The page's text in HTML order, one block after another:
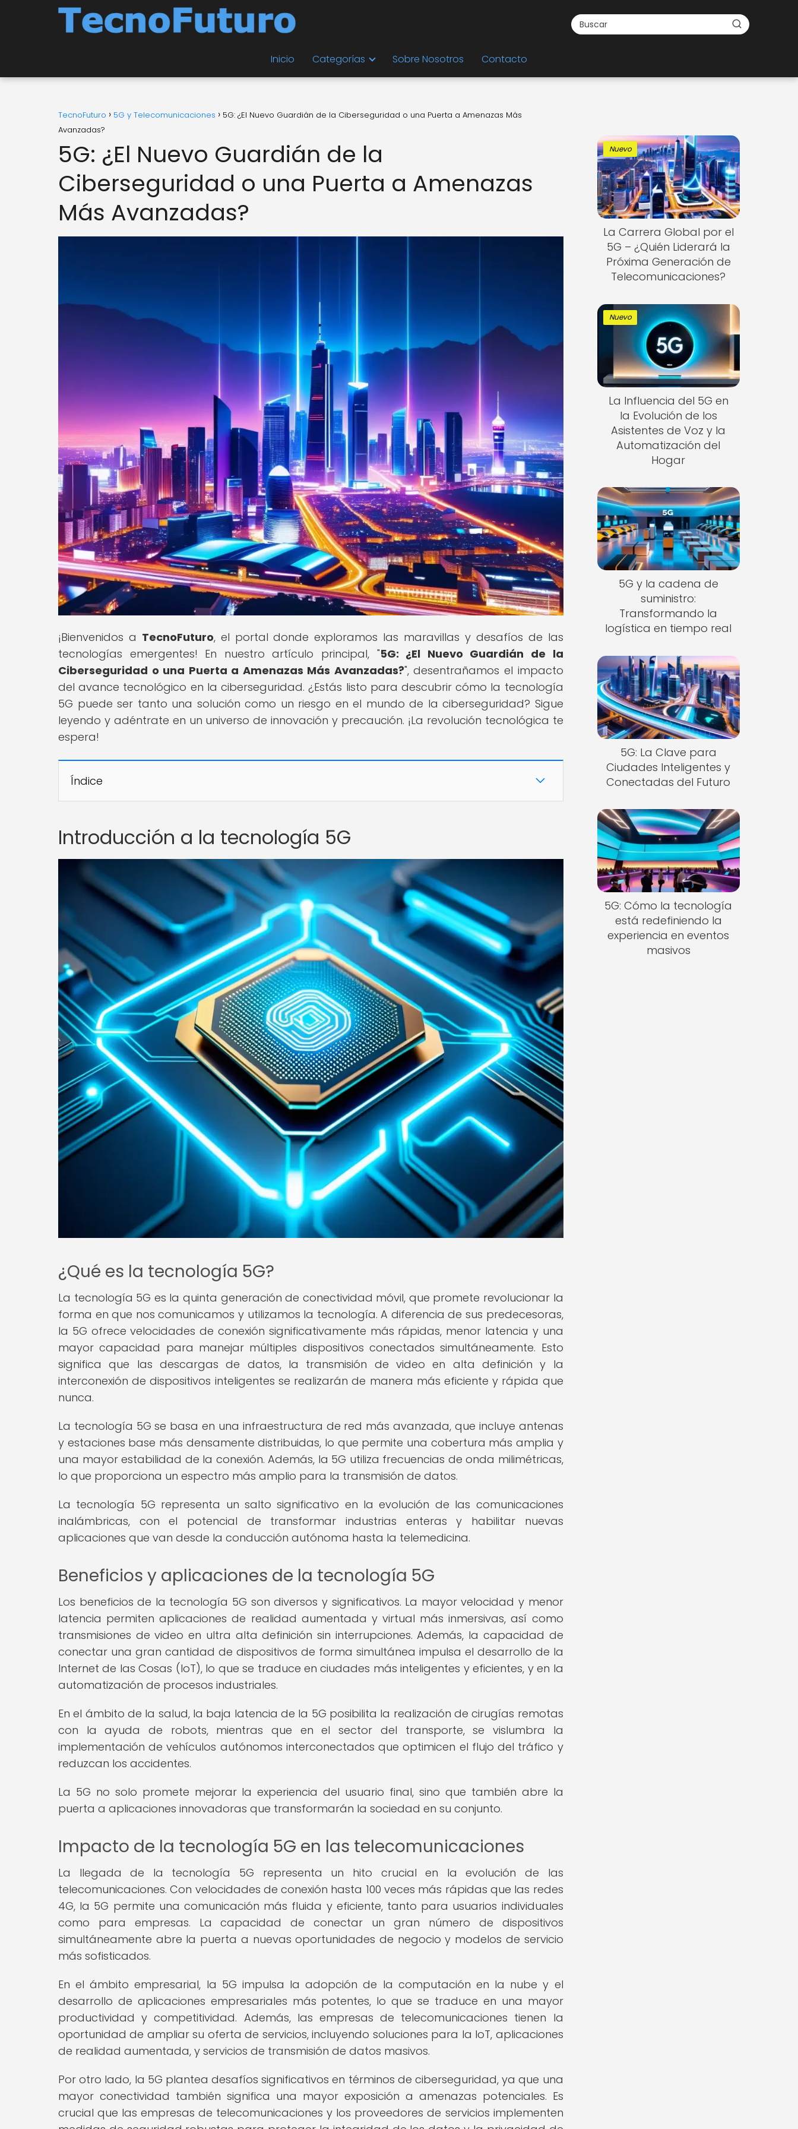
Inicio Categorías Sobre Nosotros Contacto
TecnoFuturo 5G y Telecomunicaciones
5G: ¿El Nuevo Guardián de la Ciberseguridad o una Puerta a Amenazas Más
Avanzadas?
5G: ¿El Nuevo Guardián de la
Ciberseguridad o una Puerta a Amenazas
Más Avanzadas?
¡Bienvenidos a TecnoFuturo, el portal donde exploramos las maravillas y desafíos de las
tecnologías emergentes! En nuestro artículo principal, "5G: ¿El Nuevo Guardián de la
Ciberseguridad o una Puerta a Amenazas Más Avanzadas?", desentrañamos el impacto
del avance tecnológico en la ciberseguridad. ¿Estás listo para descubrir cómo la tecnología
5G puede ser tanto una solución como un riesgo en el mundo de la ciberseguridad? Sigue
leyendo y adéntrate en un universo de innovación y precaución. ¡La revolución tecnológica te
espera!
Índice
Introducción a la tecnología 5G
¿Qué es la tecnología 5G?
La tecnología 5G es la quinta generación de conectividad móvil, que promete revolucionar la
forma en que nos comunicamos y utilizamos la tecnología. A diferencia de sus predecesoras,
la 5G ofrece velocidades de conexión significativamente más rápidas, menor latencia y una
mayor capacidad para manejar múltiples dispositivos conectados simultáneamente. Esto
significa que las descargas de datos, la transmisión de video en alta definición y la
interconexión de dispositivos inteligentes se realizarán de manera más eficiente y rápida que
nunca.
La tecnología 5G se basa en una infraestructura de red más avanzada, que incluye antenas
y estaciones base más densamente distribuidas, lo que permite una cobertura más amplia y
una mayor estabilidad de la conexión. Además, la 5G utiliza frecuencias de onda milimétricas,
lo que proporciona un espectro más amplio para la transmisión de datos.
La tecnología 5G representa un salto significativo en la evolución de las comunicaciones
inalámbricas, con el potencial de transformar industrias enteras y habilitar nuevas
aplicaciones que van desde la conducción autónoma hasta la telemedicina.
Beneficios y aplicaciones de la tecnología 5G
Los beneficios de la tecnología 5G son diversos y significativos. La mayor velocidad y menor
latencia permiten aplicaciones de realidad aumentada y virtual más inmersivas, así como
transmisiones de video en ultra alta definición sin interrupciones. Además, la capacidad de
conectar una gran cantidad de dispositivos de forma simultánea impulsa el desarrollo de la
Internet de las Cosas (IoT), lo que se traduce en ciudades más inteligentes y eficientes, y en la
automatización de procesos industriales.
En el ámbito de la salud, la baja latencia de la 5G posibilita la realización de cirugías remotas
con la ayuda de robots, mientras que en el sector del transporte, se vislumbra la
implementación de vehículos autónomos interconectados que optimicen el flujo del tráfico y
reduzcan los accidentes.
La 5G no solo promete mejorar la experiencia del usuario final, sino que también abre la
puerta a aplicaciones innovadoras que transformarán la sociedad en su conjunto.
Impacto de la tecnología 5G en las telecomunicaciones
La llegada de la tecnología 5G representa un hito crucial en la evolución de las
telecomunicaciones. Con velocidades de conexión hasta 100 veces más rápidas que las redes
4G, la 5G permite una comunicación más fluida y eficiente, tanto para usuarios individuales
como para empresas. La capacidad de conectar un gran número de dispositivos
simultáneamente abre la puerta a nuevas oportunidades de negocio y modelos de servicio
más sofisticados.
En el ámbito empresarial, la 5G impulsa la adopción de la computación en la nube y el
desarrollo de aplicaciones empresariales más potentes, lo que se traduce en una mayor
productividad y competitividad. Además, las empresas de telecomunicaciones tienen la
oportunidad de ampliar su oferta de servicios, incluyendo soluciones para la IoT, aplicaciones
de realidad aumentada, y servicios de transmisión de datos masivos.
Por otro lado, la 5G plantea desafíos significativos en términos de ciberseguridad, ya que una
mayor conectividad también significa una mayor exposición a amenazas potenciales. Es
crucial que las empresas de telecomunicaciones y los proveedores de servicios implementen
Nuevo
La Carrera Global por el
5G – ¿Quién Liderará la
Próxima Generación de
Telecomunicaciones?
Nuevo
La Influencia del 5G en
la Evolución de los
Asistentes de Voz y la
Automatización del
Hogar
5G y la cadena de
suministro:
Transformando la
logística en tiempo real
5G: La Clave para
Ciudades Inteligentes y
Conectadas del Futuro
5G: Cómo la tecnología
está redefiniendo la
experiencia en eventos
masivos